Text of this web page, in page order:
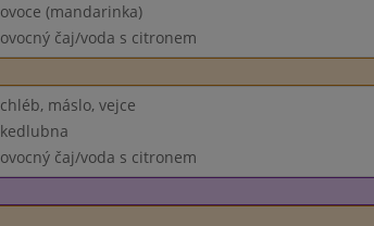
ovoce (mandarinka)
ovocný čaj/voda s citronem
chléb, máslo, vejce
kedlubna
ovocný čaj/voda s citronem